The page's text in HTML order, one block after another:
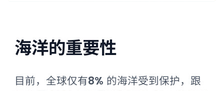
海洋的重要性
目前，全球仅有8% 的海洋受到保护，跟